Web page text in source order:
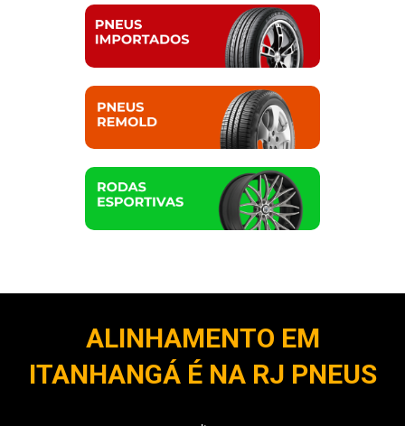
ALINHAMENTO EM
ITANHANGÁ É NA RJ PNEUS